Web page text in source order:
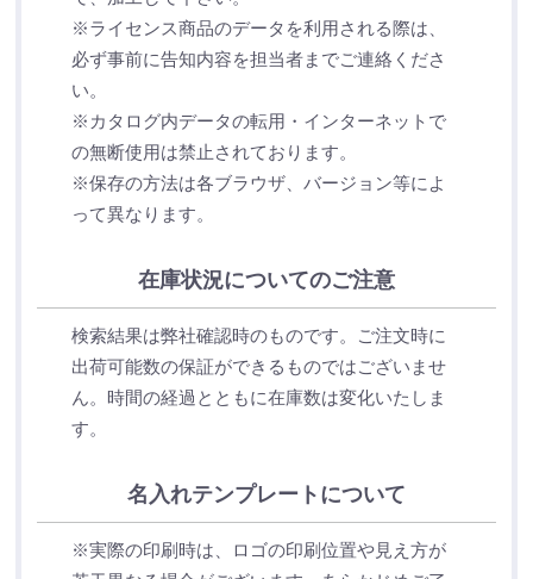
※ライセンス商品のデータを利用される際は、
必ず事前に告知内容を担当者までご連絡くださ
い。
※カタログ内データの転用・インターネットで
の無断使用は禁止されております。
※保存の方法は各ブラウザ、バージョン等によ
って異なります。
在庫状況についてのご注意
検索結果は弊社確認時のものです。ご注文時に
出荷可能数の保証ができるものではございませ
ん。時間の経過とともに在庫数は変化いたしま
す。
名入れテンプレートについて
※実際の印刷時は、ロゴの印刷位置や見え方が